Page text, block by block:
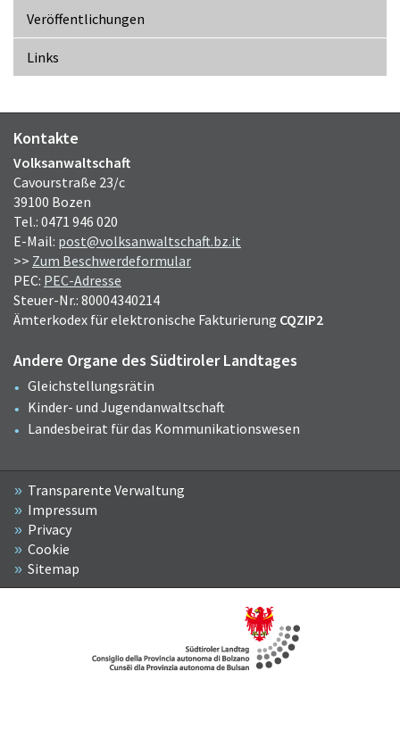
Veröffentlichungen
Links
Kontakte
Volksanwaltschaft
Cavourstraße 23/c
39100 Bozen
Tel.: 0471 946 020
E-Mail: post@volksanwaltschaft.bz.it
>> Zum Beschwerdeformular
PEC: PEC-Adresse
Steuer-Nr.: 80004340214
Ämterkodex für elektronische Fakturierung CQZIP2
Andere Organe des Südtiroler Landtages
Gleichstellungsrätin
Kinder- und Jugendanwaltschaft
Landesbeirat für das Kommunikationswesen
Transparente Verwaltung
Impressum
Privacy
Cookie
Sitemap